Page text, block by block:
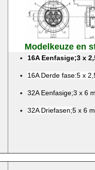
Modelkeuze en
16A Eenfasige;3 x
16A Derde fase:5 x
32A Eenfasige;3 x 6
32A Driefasen;5 x 6